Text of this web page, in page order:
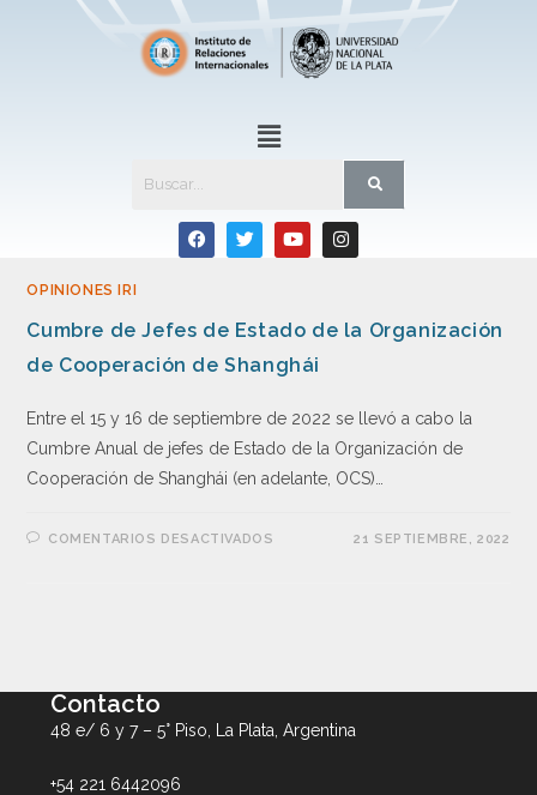
OPINIONES IRI
Cumbre de Jefes de Estado de la Organización
de Cooperación de Shanghái
Entre el 15 y 16 de septiembre de 2022 se llevó a cabo la
Cumbre Anual de jefes de Estado de la Organización de
Cooperación de Shanghái (en adelante, OCS)…
COMENTARIOS DESACTIVADOS 21 SEPTIEMBRE, 2022
Contacto
48 e/ 6 y 7 – 5° Piso, La Plata, Argentina
+54 221 6442096